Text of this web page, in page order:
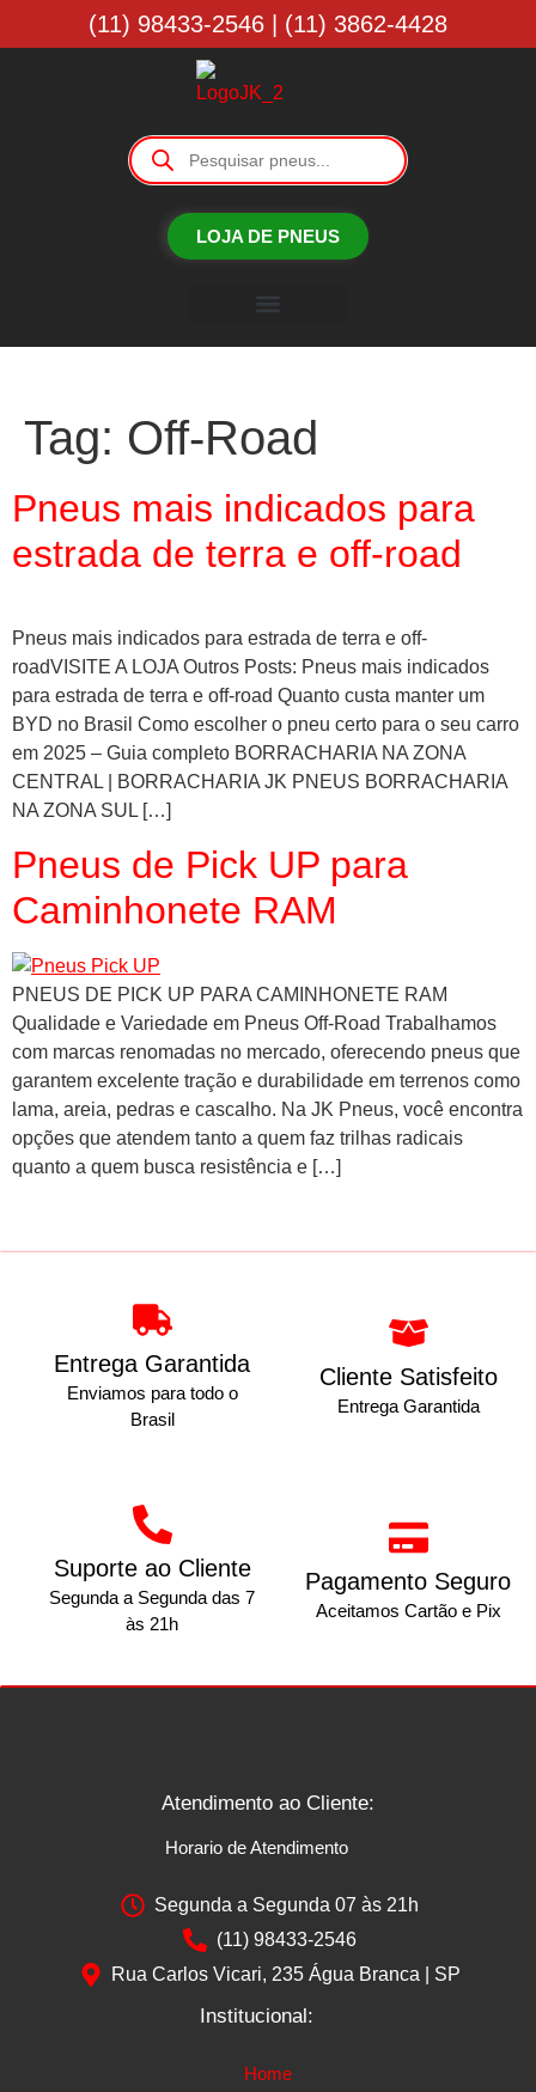
(11) 98433-2546 | (11) 3862-4428
LOJA DE PNEUS
Tag: Off-Road
Pneus mais indicados para
estrada de terra e off-road
Pneus mais indicados para estrada de terra e off-
roadVISITE A LOJA Outros Posts: Pneus mais indicados
para estrada de terra e off-road Quanto custa manter um
BYD no Brasil Como escolher o pneu certo para o seu carro
em 2025 – Guia completo BORRACHARIA NA ZONA
CENTRAL | BORRACHARIA JK PNEUS BORRACHARIA
NA ZONA SUL […]
Pneus de Pick UP para
Caminhonete RAM
PNEUS DE PICK UP PARA CAMINHONETE RAM
Qualidade e Variedade em Pneus Off-Road Trabalhamos
com marcas renomadas no mercado, oferecendo pneus que
garantem excelente tração e durabilidade em terrenos como
lama, areia, pedras e cascalho. Na JK Pneus, você encontra
opções que atendem tanto a quem faz trilhas radicais
quanto a quem busca resistência e […]
Entrega Garantida
Enviamos para todo o
Brasil
Cliente Satisfeito
Entrega Garantida
Suporte ao Cliente
Segunda a Segunda das 7
às 21h
Pagamento Seguro
Aceitamos Cartão e Pix
Atendimento ao Cliente:
Horario de Atendimento
Segunda a Segunda 07 às 21h
(11) 98433-2546
Rua Carlos Vicari, 235 Água Branca | SP
Institucional:
Home